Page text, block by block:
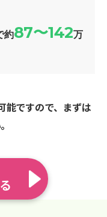
約87〜142万
能ですので、まずは